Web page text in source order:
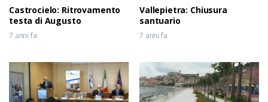
Castrocielo: Ritrovamento
testa di Augusto
7 anni fa
Vallepietra: Chiusura
santuario
7 anni fa